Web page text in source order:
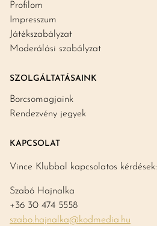
Profilom
Impresszum
Játékszabályzat
Moderálási szabályzat
SZOLGÁLTATÁSAINK
Borcsomagjaink
Rendezvény jegyek
KAPCSOLAT
Vince Klubbal kapcsolatos kérdések:
Szabó Hajnalka
+36 30 474 5558
szabo.hajnalka@kodmedia.hu